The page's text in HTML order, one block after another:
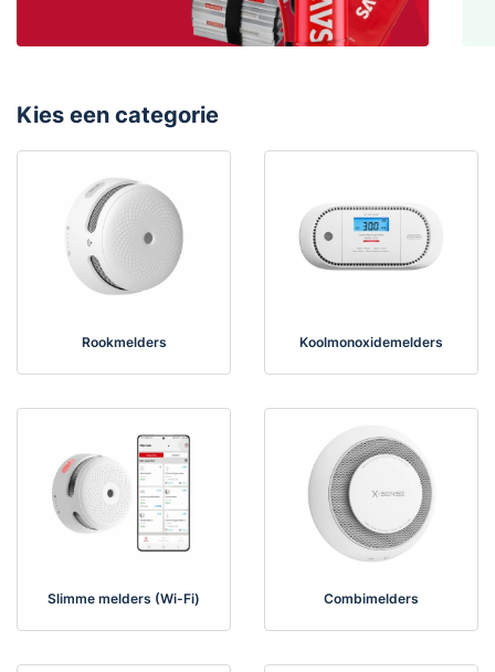
Kies een categorie
Rookmelders Koolmonoxidemelders
Slimme melders (Wi-Fi) Combimelders